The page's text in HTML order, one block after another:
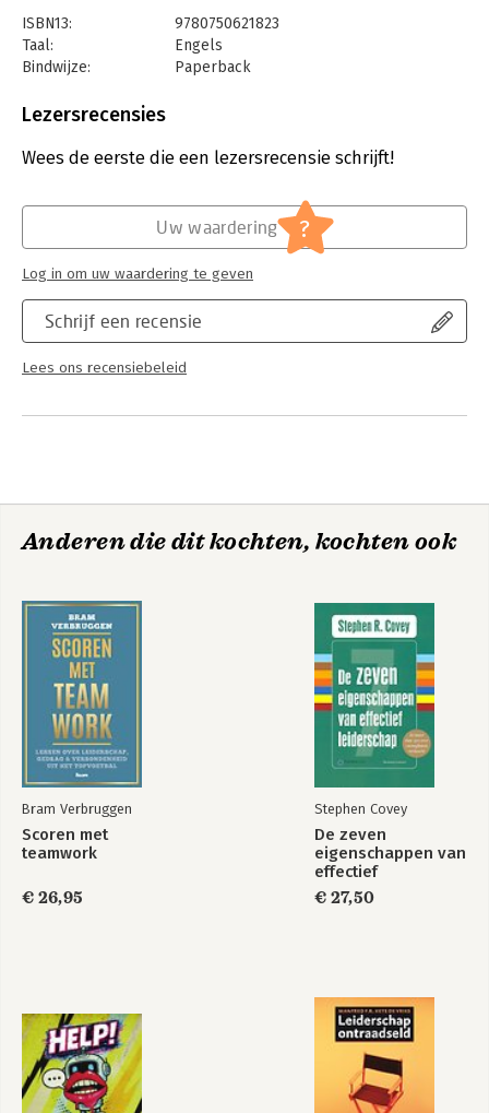
insight, foresight and competence of the decision makers of
today. The future is in the hands of executives who are already
fully occupied with the daily crisis, and for whom the daily
day. It is to these people that this Drucker volume is
range implications and impacts of their immediate, everyday,
ISBN13:
9780750621823
Taal:
Engels
Bindwijze:
Paperback
Uitgever:
Hoofdrubriek:
Leiderschap,Strategisch management
Lezersrecensies
Wees de eerste die een lezersrecensie schrijft!
Schrijf een recensie
Lees ons recensiebeleid
Uw waardering ?
Log in om uw waardering te geven
Anderen die dit kochten, kochten ook
Bram Verbruggen
Scoren met
teamwork
€ 26,95
Stephen Covey
De zeven
eigenschappen van
effectief
leiderschap
€ 27,50